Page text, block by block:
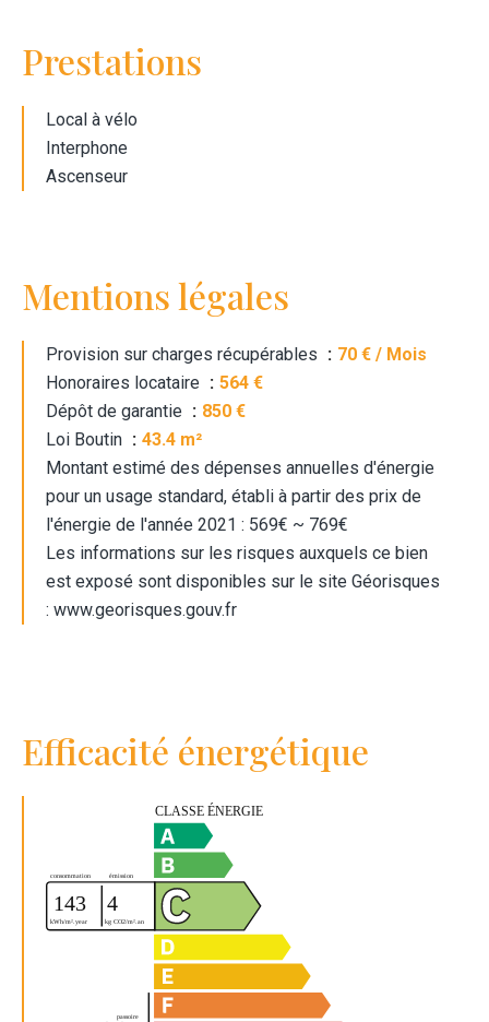
Prestations
Local à vélo
Interphone
Ascenseur
Mentions légales
Provision sur charges récupérables
70 € / Mois
Honoraires locataire
564 €
Dépôt de garantie
850 €
Loi Boutin
43.4 m²
Montant estimé des dépenses annuelles d'énergie
pour un usage standard, établi à partir des prix de
l'énergie de l'année 2021 : 569€ ~ 769€
Les informations sur les risques auxquels ce bien
est exposé sont disponibles sur le site Géorisques
: www.georisques.gouv.fr
Efficacité énergétique